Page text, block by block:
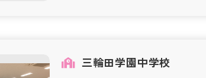
三輪田学園中学校